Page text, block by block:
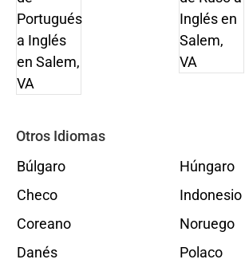
Otros Idiomas
Búlgaro
Checo
Coreano
Danés
Húngaro
Indonesio
Noruego
Polaco